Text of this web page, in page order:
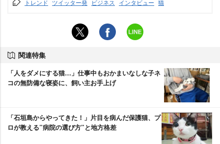
トレンド ツイッター発 ビジネス インタビュー 猫
関連特集
「人をダメにする猫…」仕事中もおかまいなしな子ネ
コの無防備な寝姿に、飼い主お手上げ
「石垣島からやってきた！」片目を病んだ保護猫、プ
ロが教える”病院の選び方”と地方格差